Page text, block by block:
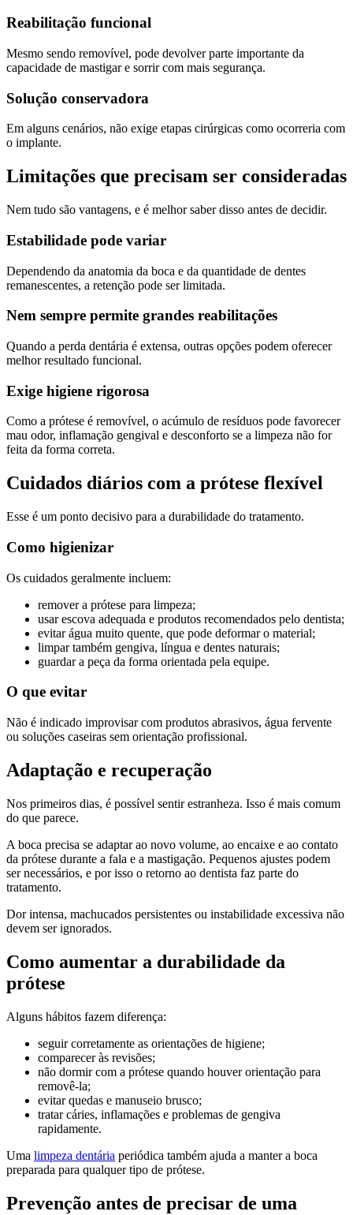
Reabilitação funcional
Mesmo sendo removível, pode devolver parte importante da
capacidade de mastigar e sorrir com mais segurança.
Solução conservadora
Em alguns cenários, não exige etapas cirúrgicas como ocorreria com
o implante.
Limitações que precisam ser consideradas
Nem tudo são vantagens, e é melhor saber disso antes de decidir.
Estabilidade pode variar
Dependendo da anatomia da boca e da quantidade de dentes
remanescentes, a retenção pode ser limitada.
Nem sempre permite grandes reabilitações
Quando a perda dentária é extensa, outras opções podem oferecer
melhor resultado funcional.
Exige higiene rigorosa
Como a prótese é removível, o acúmulo de resíduos pode favorecer
mau odor, inflamação gengival e desconforto se a limpeza não for
feita da forma correta.
Cuidados diários com a prótese flexível
Esse é um ponto decisivo para a durabilidade do tratamento.
Como higienizar
Os cuidados geralmente incluem:
remover a prótese para limpeza;
usar escova adequada e produtos recomendados pelo dentista;
evitar água muito quente, que pode deformar o material;
limpar também gengiva, língua e dentes naturais;
guardar a peça da forma orientada pela equipe.
O que evitar
Não é indicado improvisar com produtos abrasivos, água fervente
ou soluções caseiras sem orientação profissional.
Adaptação e recuperação
Nos primeiros dias, é possível sentir estranheza. Isso é mais comum
do que parece.
A boca precisa se adaptar ao novo volume, ao encaixe e ao contato
da prótese durante a fala e a mastigação. Pequenos ajustes podem
ser necessários, e por isso o retorno ao dentista faz parte do
tratamento.
Dor intensa, machucados persistentes ou instabilidade excessiva não
devem ser ignorados.
Como aumentar a durabilidade da
prótese
Alguns hábitos fazem diferença:
seguir corretamente as orientações de higiene;
comparecer às revisões;
não dormir com a prótese quando houver orientação para
removê-la;
evitar quedas e manuseio brusco;
tratar cáries, inflamações e problemas de gengiva
rapidamente.
Uma limpeza dentária periódica também ajuda a manter a boca
preparada para qualquer tipo de prótese.
Prevenção antes de precisar de uma